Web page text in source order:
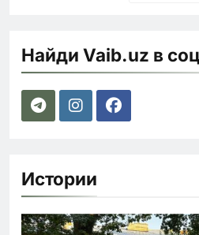
Найди Vaib.uz в
Истории